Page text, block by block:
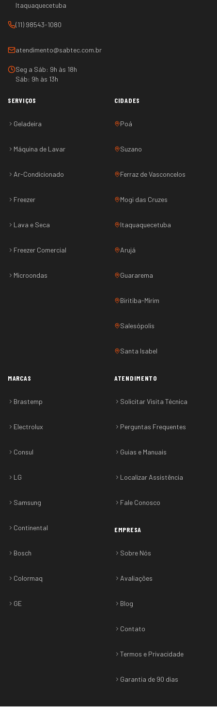
Itaquaquecetuba
(11) 98543-1080
atendimento@sabtec.com.br
Seg a Sáb: 9h às 18h
Sáb: 9h às 13h
SERVIÇOS
Geladeira
Máquina de Lavar
Ar-Condicionado
Freezer
Lava e Seca
Freezer Comercial
Microondas
CIDADES
Poá
Suzano
Ferraz de Vasconcelos
Mogi das Cruzes
Itaquaquecetuba
Arujá
Guararema
Biritiba-Mirim
Salesópolis
Santa Isabel
MARCAS
Brastemp
Electrolux
Consul
LG
Samsung
Continental
Bosch
Colormaq
GE
ATENDIMENTO
Solicitar Visita Técnica
Perguntas Frequentes
Guias e Manuais
Localizar Assistência
Fale Conosco
EMPRESA
Sobre Nós
Avaliações
Blog
Contato
Termos e Privacidade
Garantia de 90 dias